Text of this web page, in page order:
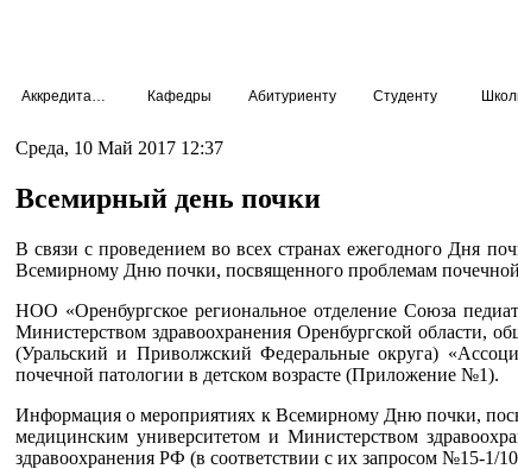
Кафедры Абитуриенту Студенту
Среда, 10 Май 2017 12:37
Всемирный день почки
В связи с проведением во всех странах ежегодного Дня
Всемирному Дню почки, посвященного проблемам почечной
НОО «Оренбургское региональное отделение Союза
Министерством здравоохранения Оренбургской
(Уральский и Приволжский Федеральные округа)
почечной патологии в детском возрасте (Приложение №1).
Информация о мероприятиях к Всемирному Дню почки,
медицинским университетом и Министерством
здравоохранения РФ (в соответствии с их запросом №15-1/